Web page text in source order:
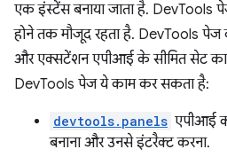
एक इंस्टेंस बनाया जाता है. DevTools
होने तक मौजूद रहता है. DevTools
और एक्सटेंशन एपीआई के सीमित सेट का
DevTools पेज ये काम कर सकता है:
devtools.panels एपीआई
बनाना और उनसे इंटरैक्ट करना.